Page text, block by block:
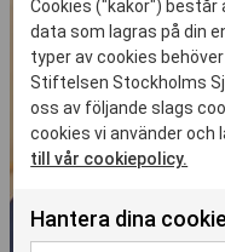
Cookies ("kakor") består
data som lagras på din
typer av cookies
Stiftelsen Stockholms
oss av följande slags
cookies vi använder och
till vår cookiepolicy.
Hantera dina